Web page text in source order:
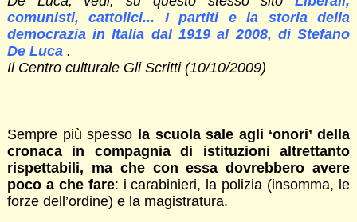
comunisti, cattolici... I partiti e la storia della
democrazia in Italia dal 1919 al 2008, di Stefano
De Luca.
Il Centro culturale Gli Scritti (10/10/2009)
Sempre più spesso la scuola sale agli ‘onori’ della
cronaca in compagnia di istituzioni altrettanto
rispettabili, ma che con essa dovrebbero avere
poco a che fare: i carabinieri, la polizia (insomma, le
forze dell’ordine) e la magistratura.